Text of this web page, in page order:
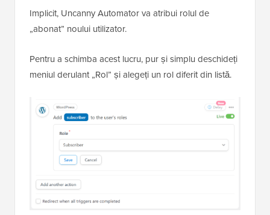
Implicit, Uncanny Automator va atribui rolul de
„abonat” noului utilizator.
Pentru a schimba acest lucru, pur și simplu deschideți
meniul derulant „Rol” și alegeți un rol diferit din listă.